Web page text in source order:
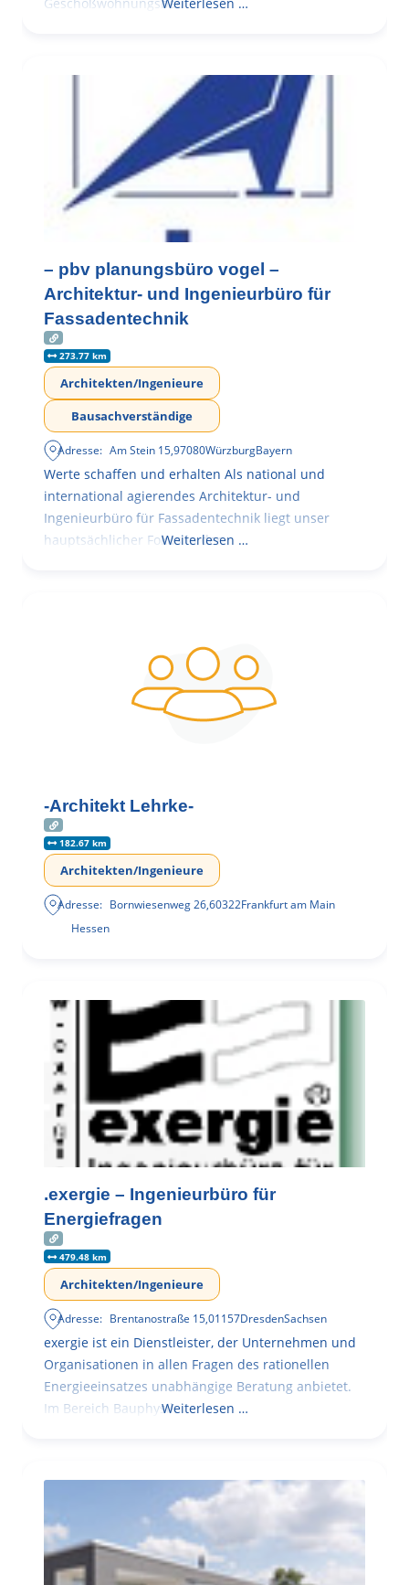
– pbv planungsbüro vogel –
Architektur- und Ingenieurbüro für
Fassadentechnik
273.77 km
Architekten/Ingenieure
Bausachverständige
Adresse: Am Stein 15,97080WürzburgBayern
Werte schaffen und erhalten Als national und
international agierendes Architektur- und
Ingenieurbüro für Fassadentechnik liegt unser
hauptsächlicher Fokus in der
Weiterlesen …
-Architekt Lehrke-
182.67 km
Architekten/Ingenieure
Adresse: Bornwiesenweg 26,60322Frankfurt am Main
Hessen
.exergie – Ingenieurbüro für
Energiefragen
479.48 km
Architekten/Ingenieure
Adresse: Brentanostraße 15,01157DresdenSachsen
exergie ist ein Dienstleister, der Unternehmen und
Organisationen in allen Fragen des rationellen
Energieeinsatzes unabhängige Beratung anbietet.
Im Bereich BauphysikWeiterlesen …